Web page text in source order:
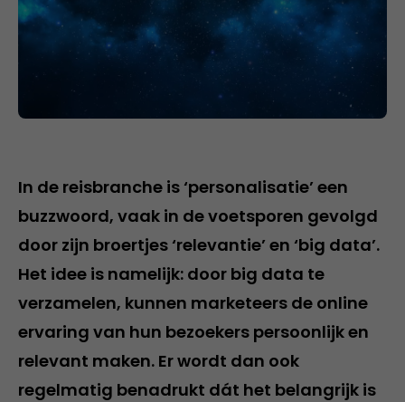
In de reisbranche is ‘personalisatie’ een
buzzwoord, vaak in de voetsporen gevolgd
door zijn broertjes ‘relevantie’ en ‘big data’.
Het idee is namelijk: door big data te
verzamelen, kunnen marketeers de online
ervaring van hun bezoekers persoonlijk en
relevant maken. Er wordt dan ook
regelmatig benadrukt dát het belangrijk is